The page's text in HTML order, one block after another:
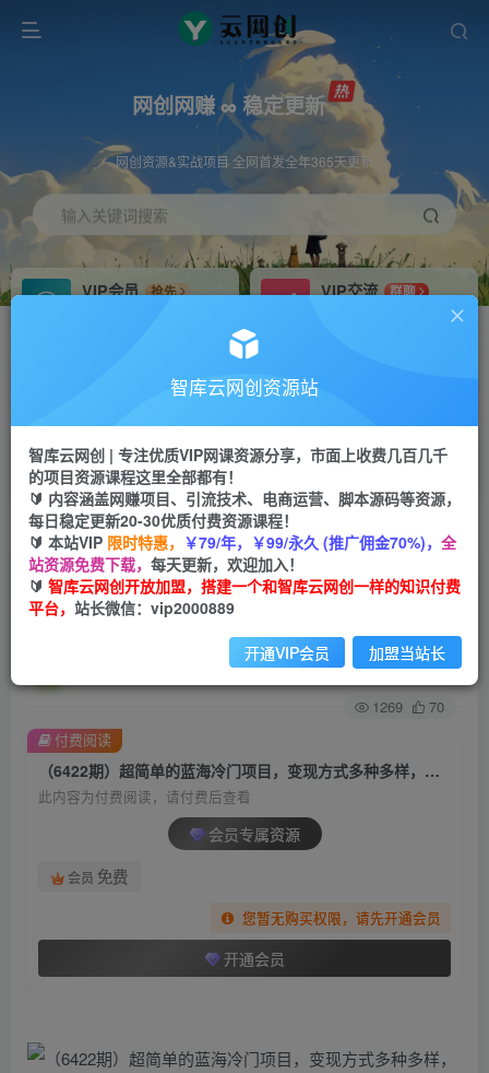
网创网赚 ∞ 稳定更新
网创资源&实战项目 全网首发全年365天更新
输入关键词搜索
VIP会员
抢先
VIP交流
群聊
研究探讨更多创业项目路子。
会员专属推广链接
网赚网创 项目
365天稳定跟新
APP下载
GO
首页 创业课程 会员专属 正文
（6422期）超简单的蓝海冷门项目，变现方式多
种多样，小白无门槛操作日入500+很简单
关注 私信
1269 70
（6422期）超简单的蓝海冷门项目，变现方式多种多样，小白无门槛操作日入500+很简单
此内容为付费阅读，请付费后查看
会员专属资源
会员 免费
您暂无购买权限，请先开通会员
开通会员
付费阅读
智库云网创资源站
智库云网创 | 专注优质VIP网课资源分享，市面上收费几百几千
的项目资源课程这里全部都有！
🔰 内容涵盖网赚项目、引流技术、电商运营、脚本源码等资源，
每日稳定更新20-30优质付费资源课程！
🔰 本站VIP 限时特惠， ￥79/年，￥99/永久 (推广佣金70%)， 全
站资源免费下载， 每天更新，欢迎加入！
🔰 智库云网创开放加盟，搭建一个和智库云网创一样的知识付费
平台， 站长微信：vip2000889
开通VIP会员 加盟当站长